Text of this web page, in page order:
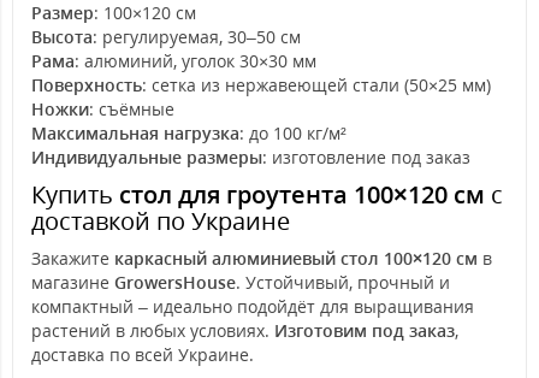
Размер: 100×120 см
Высота: регулируемая, 30–50 см
Рама: алюминий, уголок 30×30 мм
Поверхность: сетка из нержавеющей стали (50×25 мм)
Ножки: съёмные
Максимальная нагрузка: до 100 кг/м²
Индивидуальные размеры: изготовление под заказ
Купить стол для гроутента 100×120 см с
доставкой по Украине
Закажите каркасный алюминиевый стол 100×120 см в
магазине GrowersHouse. Устойчивый, прочный и
компактный – идеально подойдёт для выращивания
растений в любых условиях. Изготовим под заказ,
доставка по всей Украине.